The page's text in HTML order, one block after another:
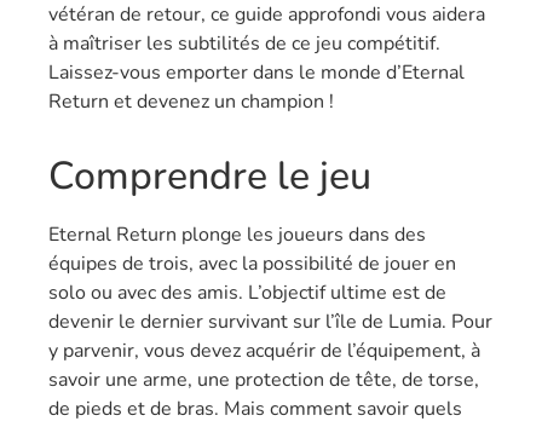
vétéran de retour, ce guide approfondi vous aidera
à maîtriser les subtilités de ce jeu compétitif.
Laissez-vous emporter dans le monde d’Eternal
Return et devenez un champion !
Comprendre le jeu
Eternal Return plonge les joueurs dans des
équipes de trois, avec la possibilité de jouer en
solo ou avec des amis. L’objectif ultime est de
devenir le dernier survivant sur l’île de Lumia. Pour
y parvenir, vous devez acquérir de l’équipement, à
savoir une arme, une protection de tête, de torse,
de pieds et de bras. Mais comment savoir quels